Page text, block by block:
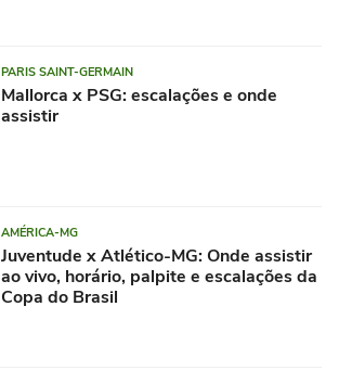
PARIS SAINT-GERMAIN
Mallorca x PSG: escalações e onde
assistir
AMÉRICA-MG
Juventude x Atlético-MG: Onde assistir
ao vivo, horário, palpite e escalações da
Copa do Brasil